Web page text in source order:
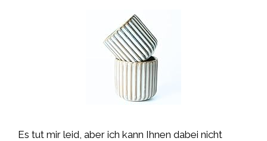
Es tut mir leid, aber ich kann Ihnen dabei nicht